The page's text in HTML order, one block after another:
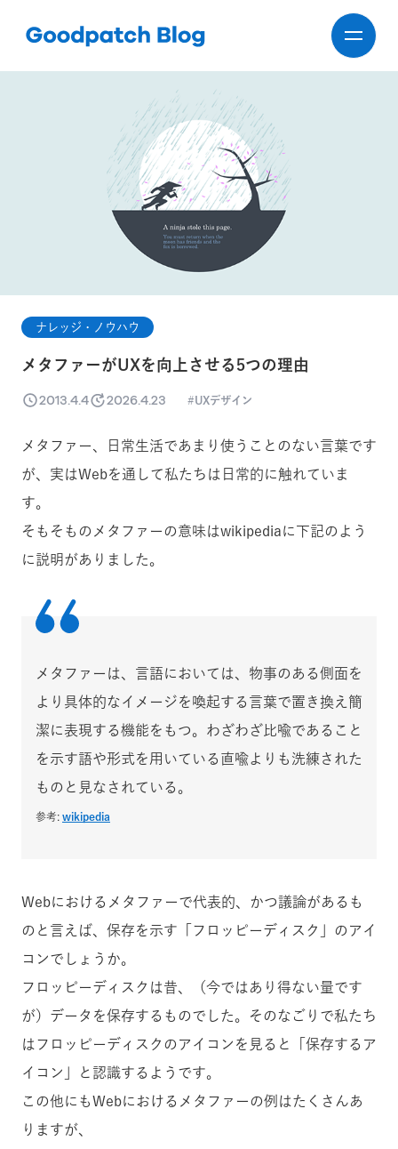
ナレッジ・ノウハウ
メタファーがUXを向上させる5つの理由
2013.4.4 2026.4.23 UXデザイン
メタファー、日常生活であまり使うことのない言葉です
が、実はWebを通して私たちは日常的に触れていま
す。
そもそものメタファーの意味はwikipediaに下記のよう
に説明がありました。
メタファーは、言語においては、物事のある側面を
より具体的なイメージを喚起する言葉で置き換え簡
潔に表現する機能をもつ。わざわざ比喩であること
を示す語や形式を用いている直喩よりも洗練された
ものと見なされている。
参考: wikipedia
Webにおけるメタファーで代表的、かつ議論があるも
のと言えば、保存を示す「フロッピーディスク」のアイ
コンでしょうか。
フロッピーディスクは昔、（今ではあり得ない量です
が）データを保存するものでした。そのなごりで私たち
はフロッピーディスクのアイコンを見ると「保存するア
イコン」と認識するようです。
この他にもWebにおけるメタファーの例はたくさんあ
りますが、